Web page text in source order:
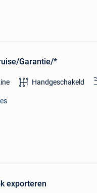
Garantie/*
Handgeschakeld
exporteren